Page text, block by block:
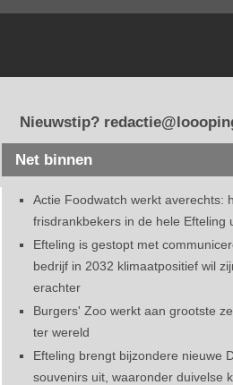
Nieuwstip?
Net binnen
Actie Foodwatch werkt averechts:
frisdrankbekers in de hele Efteling
Efteling is gestopt met
bedrijf in 2032 klimaatpositief wil
erachter
Burgers' Zoo werkt aan grootste
ter wereld
Efteling brengt bijzondere nieuwe
souvenirs uit, waaronder duivelse